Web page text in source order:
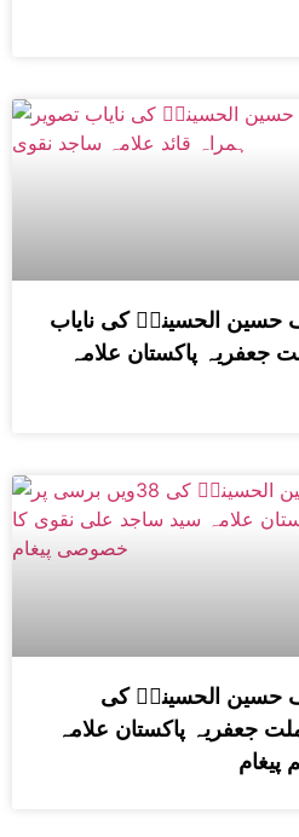
حسین الحسینیؒ کی نایاب
جعفریہ پاکستان علامہ
حسین الحسینیؒ کی
جعفریہ پاکستان علامہ
پیغام